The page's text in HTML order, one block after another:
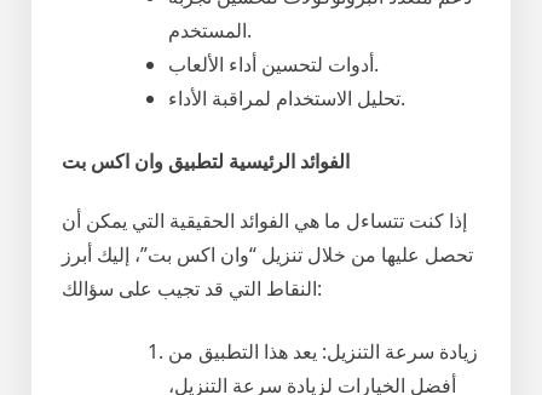
المستخدم.
أدوات لتحسين أداء الألعاب.
تحليل الاستخدام لمراقبة الأداء.
الفوائد الرئيسية لتطبيق وان اكس بت
إذا كنت تتساءل ما هي الفوائد الحقيقية التي يمكن أن
تحصل عليها من خلال تنزيل “وان اكس بت”، إليك أبرز
النقاط التي قد تجيب على سؤالك:
زيادة سرعة التنزيل: يعد هذا التطبيق من
أفضل الخيارات لزيادة سرعة التنزيل،